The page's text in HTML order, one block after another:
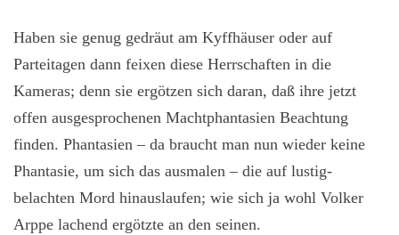
Haben sie genug gedräut am Kyffhäuser oder auf
Parteitagen dann feixen diese Herrschaften in die
Kameras; denn sie ergötzen sich daran, daß ihre jetzt
offen ausgesprochenen Machtphantasien Beachtung
finden. Phantasien – da braucht man nun wieder keine
Phantasie, um sich das ausmalen – die auf lustig-
belachten Mord hinauslaufen; wie sich ja wohl Volker
Arppe lachend ergötzte an den seinen.